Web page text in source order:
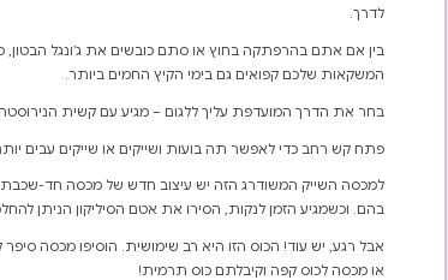
לדרך.
בין אם אתם בהרפתקה בחוץ או סתם כובשים את ג’ונגל הבטון,
המשקאות שלכם קפואים גם בימי הקיץ החמים ביותר.
בחר את הדרך המועדפת עליך ללגום – מגיע עם קשית
פתח קש רחב כדי לאפשר תה בועות ושייקים או שייקים עבים
למכסה השייק המשודרג הזה יש עיצוב חדש של מכסה חד-שכבתי
בהם. וכשמגיע הזמן לנקות, הסירו את אטם הסיליקון הניתן
אבל רגע, יש עוד! הכוס הזו היא רב שימושית. הוסיפו מכסה
או מכסה לכוס קפה וקיבלתם כוס תרמית!